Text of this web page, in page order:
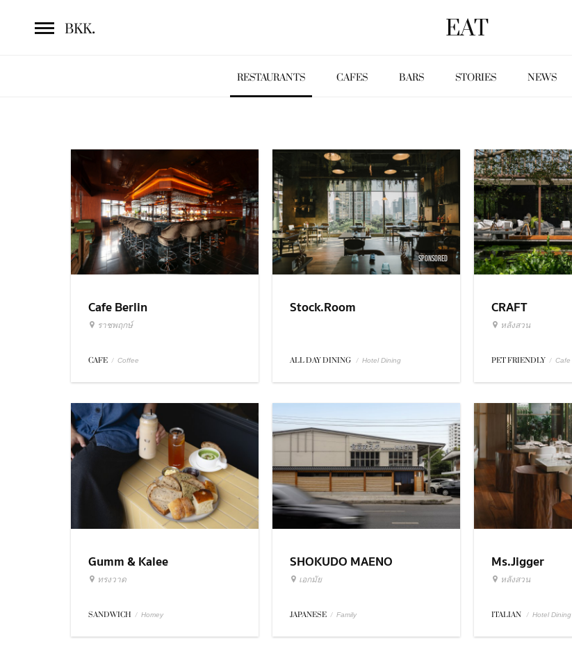
BKK. EAT
RESTAURANTS CAFES BARS STORIES NEWS
Cafe Berlin
ราชพฤกษ์
CAFE / Coffee
SPONSORED
Stock.Room
ALL DAY DINING / Hotel Dining
CRAFT
หลังสวน
PET FRIENDLY / Cafe
Gumm & Kalee
ทรงวาด
SANDWICH / Homey
SHOKUDO MAENO
เอกมัย
JAPANESE / Family
Ms.Jigger
หลังสวน
ITALIAN / Hotel Dining